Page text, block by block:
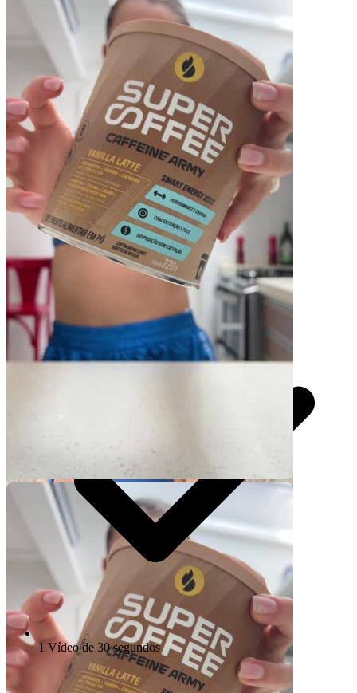
Video Player is loading.
Play Video
Skip Backward
Skip Forward
Mute
Pacotes UGC
Você recebe o arquivo para usar em qualquer canal.
UGC 30s
370,50
por pedido
1 Vídeo de 30 segundos